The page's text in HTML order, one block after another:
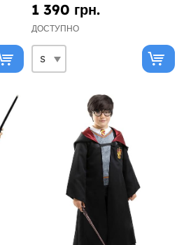
1 390 грн.
ДОСТУПНО